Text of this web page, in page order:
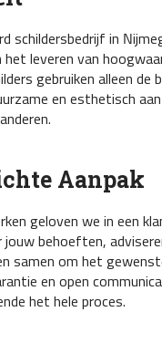
schildersbedrijf in
het leveren van
gebruiken alleen de
en esthetisch
Aanpak
geloven we in een
jouw behoeften,
samen om het
en open
het hele proces.